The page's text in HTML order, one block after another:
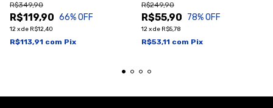
R$119,90
R$349,90
66% OFF
12xde R$12,40
R$113,91 com Pix
R$55,90
R$249,90
78% OFF
12xde R$5,78
R$53,11 com Pix